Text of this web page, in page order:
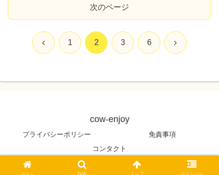
次のページ
前 1 2 3 6 次
cow-enjoy
プライバシーポリシー
免責事項
コンタクト
© 2026 cow-enjoy.
ホーム 検索 トップ サイドバー